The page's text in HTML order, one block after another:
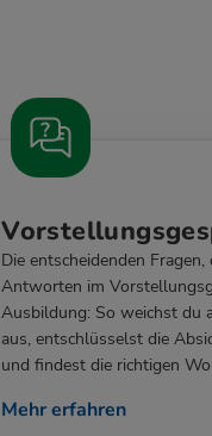
Die entscheidenden Fragen,
Antworten im
Ausbildung: So weichst du
aus, entschlüsselst die
und findest die richtigen
Mehr erfahren